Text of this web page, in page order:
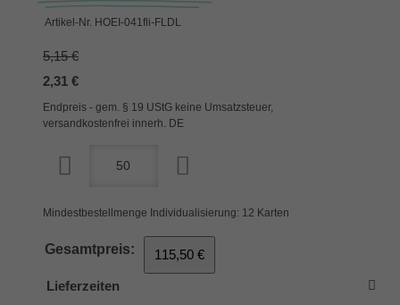
Artikel-Nr. HOEI-041fli-FLDL
5,15 €
2,31 €
Endpreis - gem. § 19 UStG keine Umsatzsteuer,
versandkostenfrei innerh. DE
Mindestbestellmenge Individualisierung: 12 Karten
Gesamtpreis: 115,50 €
Lieferzeiten